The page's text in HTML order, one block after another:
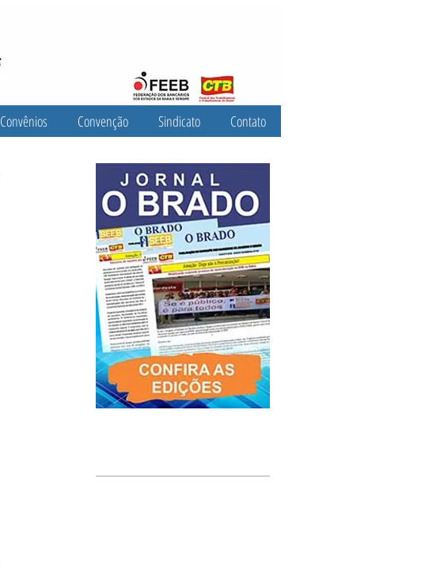
Convênios Convenção Sindicato Contato